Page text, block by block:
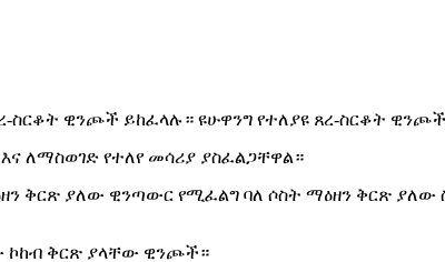
ዊንጮች ይከፈላሉ። ዩሁዋንግ የተለያዩ ጸረ-ስርቆት
ለማስወገድ የተለየ መሳሪያ ያስፈልጋቸዋል።
ቅርጽ ያለው ዊንጣውር የሚፈልግ ባለ ሶስት ማዕዘን ቅርጽ
ኮከብ ቅርጽ ያላቸው ዊንጮች።